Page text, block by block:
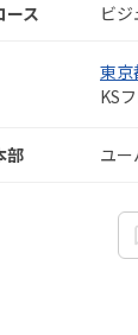
ース ビ
東京
KS
部 ユ